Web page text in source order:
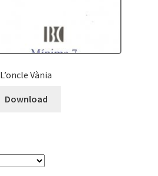
L’oncle Vània
Download